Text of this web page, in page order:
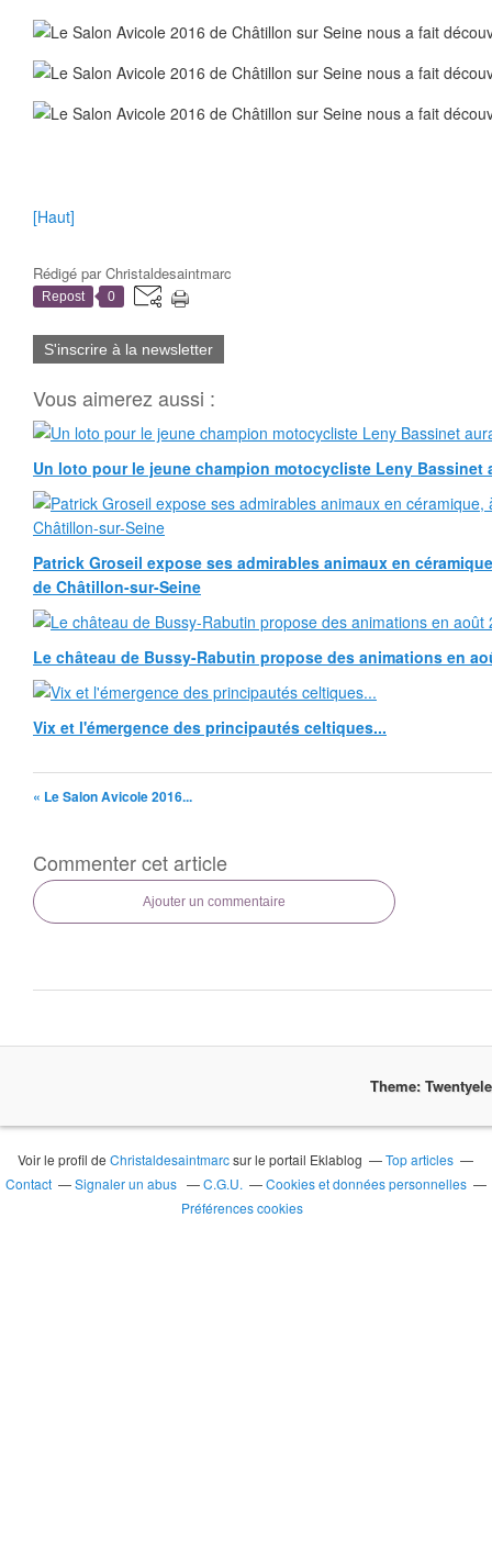
[Haut]
Rédigé parChristaldesaintmarc
Repost 0
S'inscrire à la newsletter
Vous aimerez aussi :
Un loto pour le jeune champion motocycliste Leny Bassinet
Patrick Groseil expose ses admirables animaux en
de Châtillon-sur-Seine
Le château de Bussy-Rabutin propose des animations en
Vix et l'émergence des principautés celtiques...
« Le Salon Avicole 2016...
Commenter cet article
Ajouter un commentaire
Theme:
Voir le profil deChristaldesaintmarcsur le portail Eklablog
Top articles
Contact
Signaler un abus C.G.U.
Cookies et données personnelles
Préférences cookies